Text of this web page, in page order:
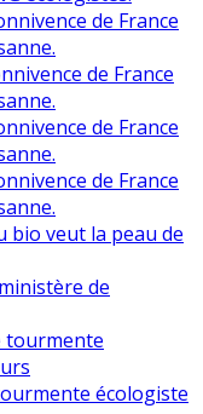
de France
de France
de France
de France
bio veut la peau de
de
tourmente
écologiste